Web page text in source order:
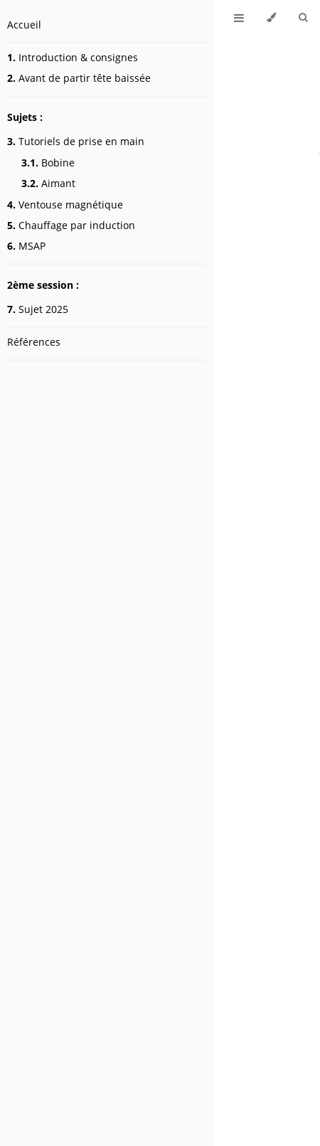
Accueil
1. Introduction & consignes
2. Avant de partir tête baissée
Sujets :
3. Tutoriels de prise en main
3.1. Bobine
3.2. Aimant
4. Ventouse magnétique
5. Chauffage par induction
6. MSAP
2ème session :
7. Sujet 2025
Références